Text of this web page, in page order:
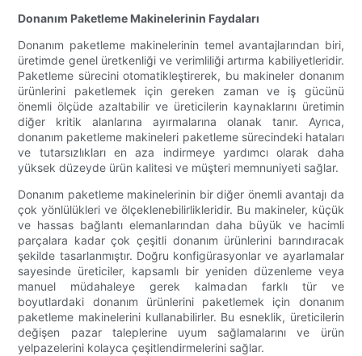
Donanım Paketleme Makinelerinin Faydaları
Donanım paketleme makinelerinin temel avantajlarından biri,
üretimde genel üretkenliği ve verimliliği artırma kabiliyetleridir.
Paketleme sürecini otomatikleştirerek, bu makineler donanım
ürünlerini paketlemek için gereken zaman ve iş gücünü
önemli ölçüde azaltabilir ve üreticilerin kaynaklarını üretimin
diğer kritik alanlarına ayırmalarına olanak tanır. Ayrıca,
donanım paketleme makineleri paketleme sürecindeki hataları
ve tutarsızlıkları en aza indirmeye yardımcı olarak daha
yüksek düzeyde ürün kalitesi ve müşteri memnuniyeti sağlar.
Donanım paketleme makinelerinin bir diğer önemli avantajı da
çok yönlülükleri ve ölçeklenebilirlikleridir. Bu makineler, küçük
ve hassas bağlantı elemanlarından daha büyük ve hacimli
parçalara kadar çok çeşitli donanım ürünlerini barındıracak
şekilde tasarlanmıştır. Doğru konfigürasyonlar ve ayarlamalar
sayesinde üreticiler, kapsamlı bir yeniden düzenleme veya
manuel müdahaleye gerek kalmadan farklı tür ve
boyutlardaki donanım ürünlerini paketlemek için donanım
paketleme makinelerini kullanabilirler. Bu esneklik, üreticilerin
değişen pazar taleplerine uyum sağlamalarını ve ürün
yelpazelerini kolayca çeşitlendirmelerini sağlar.